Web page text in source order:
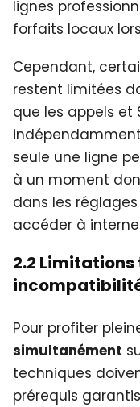
lignes
forfaits locaux
Cependant,
restent limitées
que les appels et
seule une ligne
à un moment
dans les
accéder à
2.2
Pour profiter
simultanément
techniques
prérequis